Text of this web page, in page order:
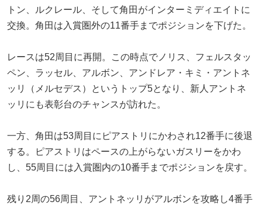
トン、ルクレール、そして角田がインターミディエイトに
交換。角田は入賞圏外の11番手までポジションを下げた。
レースは52周目に再開。この時点でノリス、フェルスタッ
ペン、ラッセル、アルボン、アンドレア・キミ・アントネ
ッリ（メルセデス）というトップ5となり、新人アントネ
ッリにも表彰台のチャンスが訪れた。
一方、角田は53周目にピアストリにかわされ12番手に後退
する。ピアストリはペースの上がらないガスリーをかわ
し、55周目には入賞圏内の10番手までポジションを戻す。
残り2周の56周目、アントネッリがアルボンを攻略し4番手